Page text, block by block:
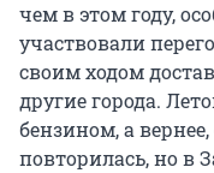
чем в этом году,
участвовали
своим ходом
другие города.
бензином, а вернее,
повторилась, но в